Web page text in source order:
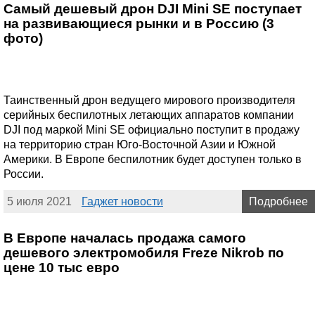
Самый дешевый дрон DJI Mini SE поступает
на развивающиеся рынки и в Россию (3
фото)
Таинственный дрон ведущего мирового производителя
серийных беспилотных летающих аппаратов компании
DJI под маркой Mini SE официально поступит в продажу
на территорию стран Юго-Восточной Азии и Южной
Америки. В Европе беспилотник будет доступен только в
России.
5 июля 2021 Гаджет новости Подробнее
В Европе началась продажа самого
дешевого электромобиля Freze Nikrob по
цене 10 тыс евро